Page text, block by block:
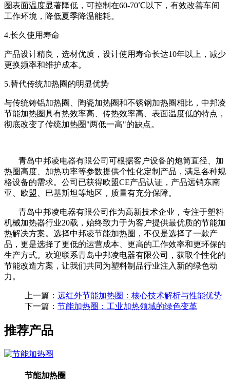
圈表面温度显著降低，可控制在60-70℃ 以下，有效改善车间
工作环境，降低夏季降温能耗。
4.长久使用寿命
产品设计精良，选材优质，设计使用寿命长达10年以上，减少
更换频率和维护成本。
5.替代传统加热圈的明显优势
与传统铸铝加热圈、陶瓷加热圈和不锈钢加热圈相比，中邦凌
节能加热圈具有热效率高、传热效率高、表面温度低的特点，
彻底改变了传统加热圈"两低一高"的缺点。
青岛中邦凌电器有限公司可根据客户设备的炮筒直径、加
热圈高度、加热功率等参数提供个性化定制产品，满足各种规
格设备的需求。公司已获得欧盟CE产品认证，产品远销东南
亚、欧盟、巴基斯坦等地区，质量有充分保障。
青岛中邦凌电器有限公司作为高新技术企业，专注于塑料
机械加热器行业20载，始终致力于为客户提供最优质的节能加
热解决方案。选择中邦凌节能加热圈，不仅是选择了一款产
品，更是选择了更低的运营成本、更高的工作效率和更环保的
生产方式。欢迎联系青岛中邦凌电器有限公司，获取个性化的
节能改造方案，让我们共同为塑料制品行业注入新的绿色动
力。
上一篇： 远红外节能加热圈：核心技术解析与性能优势
下一篇： 节能加热圈：工业加热领域的绿色变革
推荐产品
节能加热圈